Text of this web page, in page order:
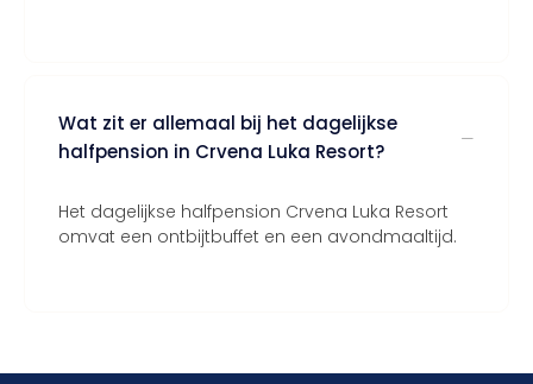
Wat zit er allemaal bij het dagelijkse
halfpension in Crvena Luka Resort?
Het dagelijkse halfpension Crvena Luka Resort
omvat een ontbijtbuffet en een avondmaaltijd.